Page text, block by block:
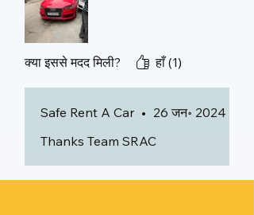
क्या इससे मदद मिली? हाँ (1)
Safe Rent A Car • 26 जन॰ 2024
Thanks Team SRAC